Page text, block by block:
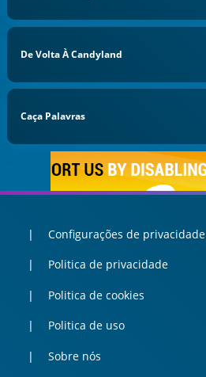
De Volta À Candyland
Caça Palavras
Configurações de privacidade
Politica de privacidade
Politica de cookies
Politica de uso
Sobre nós